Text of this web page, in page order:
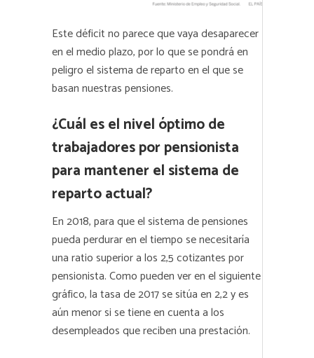
Este déficit no parece que vaya desaparecer
en el medio plazo, por lo que se pondrá en
peligro el sistema de reparto en el que se
basan nuestras pensiones.
¿Cuál es el nivel óptimo de
trabajadores por pensionista
para mantener el sistema de
reparto actual?
En 2018, para que el sistema de pensiones
pueda perdurar en el tiempo se necesitaría
una ratio superior a los 2,5 cotizantes por
pensionista. Como pueden ver en el siguiente
gráfico, la tasa de 2017 se sitúa en 2,2 y es
aún menor si se tiene en cuenta a los
desempleados que reciben una prestación.